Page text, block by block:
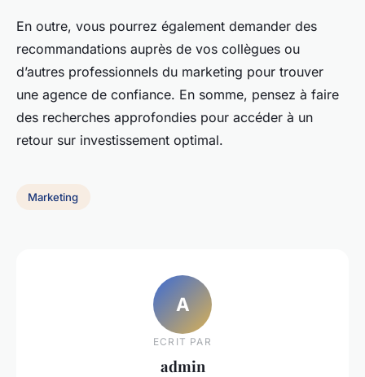
En outre, vous pourrez également demander des
recommandations auprès de vos collègues ou
d’autres professionnels du marketing pour trouver
une agence de confiance. En somme, pensez à faire
des recherches approfondies pour accéder à un
retour sur investissement optimal.
Marketing
A
ECRIT PAR
admin